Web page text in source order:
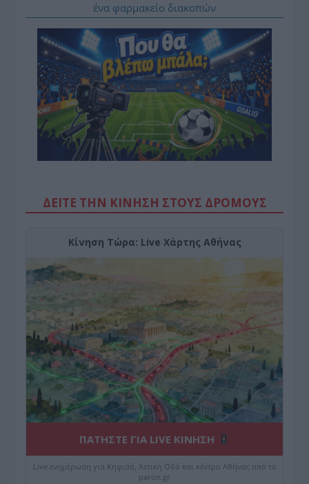
ένα φαρμακείο διακοπών
ΔΕΙΤΕ ΤΗΝ ΚΙΝΗΣΗ ΣΤΟΥΣ ΔΡΌΜΟΥΣ
Κίνηση Τώρα: Live Χάρτης Αθήνας
ΠΑΤΗΣΤΕ ΓΙΑ LIVE ΚΙΝΗΣΗ
Live ενημέρωση για Κηφισό, Αττική Οδό και κέντρο Αθήνας από το
paron.gr